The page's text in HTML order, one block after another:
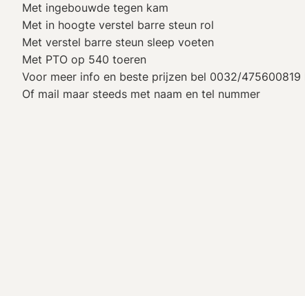
Met ingebouwde tegen kam
Met in hoogte verstel barre steun rol
Met verstel barre steun sleep voeten
Met PTO op 540 toeren
Voor meer info en beste prijzen bel 0032/475600819
Of mail maar steeds met naam en tel nummer